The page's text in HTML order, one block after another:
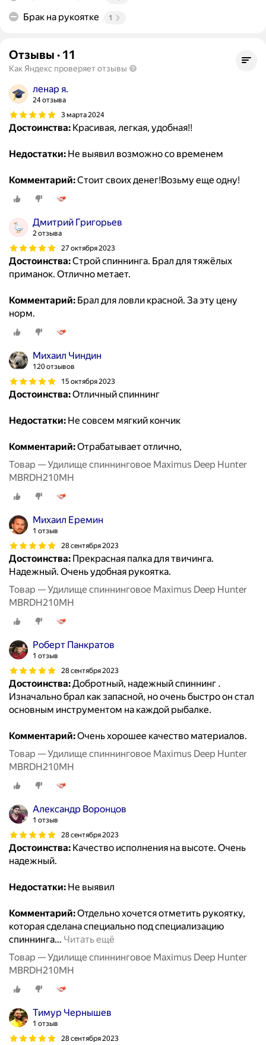
Брак на рукоятке 1
Отзывы · 11
Как Яндекс проверяет отзывы
ленар я.
24 отзыва
3 марта 2024
Достоинства: Красивая, легкая, удобная!!
Недостатки: Не выявил возможно со временем
Комментарий:Стоит своих денег!Возьму еще одну!
Дмитрий Григорьев
2 отзыва
27 октября 2023
Достоинства:Строй спиннинга. Брал для тяжёлых
приманок. Отлично метает.
Комментарий: Брал для ловли красной. За эту цену
норм.
Михаил Чиндин
120 отзывов
15 октября 2023
Достоинства:Отличный спиннинг
Недостатки: Не совсем мягкий кончик
Комментарий:Отрабатывает отлично,
Товар — Удилище спиннинговое Maximus Deep Hunter
MBRDH210MH
Михаил Еремин
1 отзыв
28 сентября 2023
Достоинства: Прекрасная палка для твичинга.
Надежный. Очень удобная рукоятка.
Товар — Удилище спиннинговое Maximus Deep Hunter
MBRDH210MH
Роберт Панкратов
1 отзыв
28 сентября 2023
Достоинства:Добротный, надежный спиннинг .
Изначально брал как запасной, но очень быстро он стал
основным инструментом на каждой рыбалке.
Комментарий:Очень хорошее качество материалов.
Товар — Удилище спиннинговое Maximus Deep Hunter
MBRDH210MH
Александр Воронцов
1 отзыв
28 сентября 2023
Достоинства: Качество исполнения на высоте. Очень
надежный.
Недостатки: Не выявил
Комментарий:Отдельно хочется отметить рукоятку,
которая сделана специально под специализацию
спиннинга… Читать ещё
Товар — Удилище спиннинговое Maximus Deep Hunter
MBRDH210MH
Тимур Чернышев
1 отзыв
28 сентября 2023